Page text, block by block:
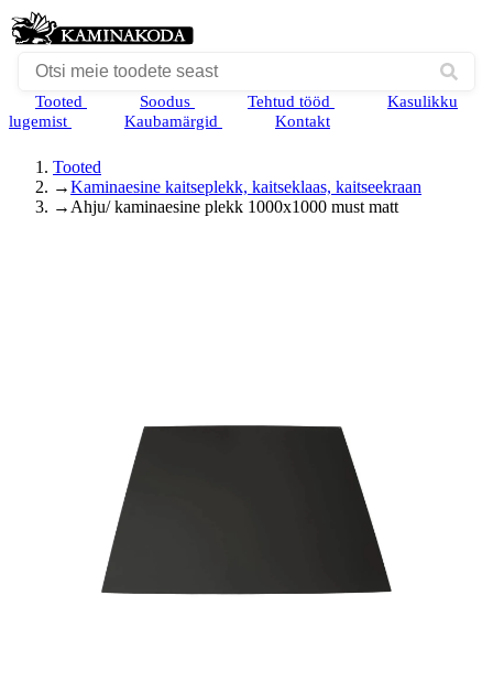
Tooted Soodus Tehtud tööd
Kasulikku
lugemist
Kaubamärgid Kontakt
Tooted
→Kaminaesine kaitseplekk, kaitseklaas, kaitseekraan
→ Ahju/ kaminaesine plekk 1000x1000 must matt